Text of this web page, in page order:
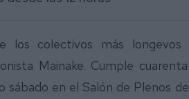
los colectivos más
Mainake. Cumple
sábado en el Salón de Plenos